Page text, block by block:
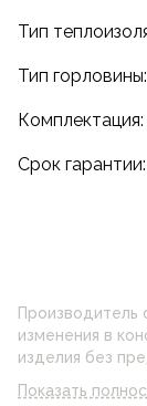
Тип
Тип
Срок
Производитель
изменения в
изделия без
отличаться от
Показать